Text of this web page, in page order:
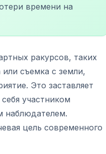
времени на
ракурсов, таких
съемка с земли,
Это заставляет
участником
наблюдателем.
цель современного